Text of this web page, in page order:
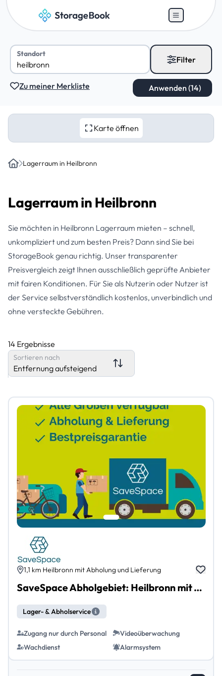
Standort
Filter
Zu meiner Merkliste
Karte öffnen
Lagerraum in Heilbronn
Lagerraum in Heilbronn
Sie möchten in Heilbronn Lagerraum mieten – schnell,
unkompliziert und zum besten Preis? Dann sind Sie bei
StorageBook genau richtig. Unser transparenter
Preisvergleich zeigt Ihnen ausschließlich geprüfte Anbieter
mit fairen Konditionen. Für Sie als Nutzerin oder Nutzer ist
der Service selbstverständlich kostenlos, unverbindlich und
ohne versteckte Gebühren.
14 Ergebnisse
Sortieren nach
Entfernung aufsteigend
1,1 km Heilbronn mit Abholung und Lieferung
SaveSpace Abholgebiet: Heilbronn mit Abholung und Lieferung
Lager- & Abholservice
Zugang nur durch Personal
Videoüberwachung
Wachdienst
Alarmsystem